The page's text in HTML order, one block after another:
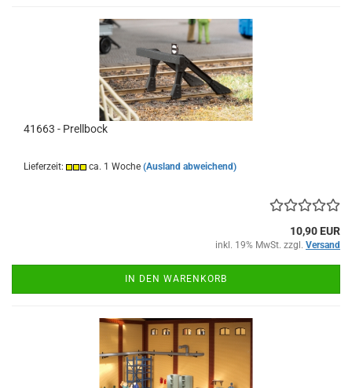
41663 - Prellbock
Lieferzeit: ca. 1 Woche (Ausland abweichend)
10,90 EUR
inkl. 19% MwSt. zzgl. Versand
IN DEN WARENKORB